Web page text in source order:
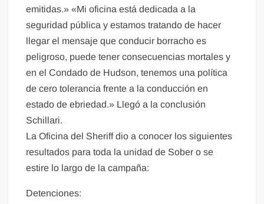
emitidas.» «Mi oficina está dedicada a la
seguridad pública y estamos tratando de hacer
llegar el mensaje que conducir borracho es
peligroso, puede tener consecuencias mortales y
en el Condado de Hudson, tenemos una política
de cero tolerancia frente a la conducción en
estado de ebriedad.» Llegó a la conclusión
Schillari.
La Oficina del Sheriff dio a conocer los siguientes
resultados para toda la unidad de Sober o se
estire lo largo de la campaña:
Detenciones: